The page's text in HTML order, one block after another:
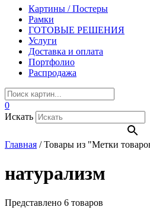
Картины / Постеры
Рамки
ГОТОВЫЕ РЕШЕНИЯ
Услуги
Доставка и оплата
Портфолио
Распродажа
0
Искать
Главная /Товары из "Метки
натурализм
Представлено 6 товаров